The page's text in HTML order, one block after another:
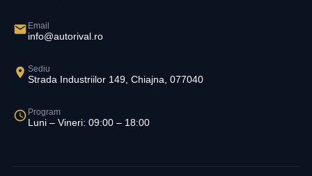
Email
info@autorival.ro
Sediu
Strada Industriilor 149, Chiajna, 077040
Program
Luni – Vineri: 09:00 – 18:00